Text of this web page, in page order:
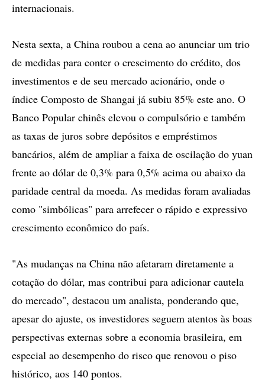
internacionais.
Nesta sexta, a China roubou a cena ao anunciar um trio
de medidas para conter o crescimento do crédito, dos
investimentos e de seu mercado acionário, onde o
índice Composto de Shangai já subiu 85% este ano. O
Banco Popular chinês elevou o compulsório e também
as taxas de juros sobre depósitos e empréstimos
bancários, além de ampliar a faixa de oscilação do yuan
frente ao dólar de 0,3% para 0,5% acima ou abaixo da
paridade central da moeda. As medidas foram avaliadas
como "simbólicas" para arrefecer o rápido e expressivo
crescimento econômico do país.
"As mudanças na China não afetaram diretamente a
cotação do dólar, mas contribui para adicionar cautela
do mercado", destacou um analista, ponderando que,
apesar do ajuste, os investidores seguem atentos às boas
perspectivas externas sobre a economia brasileira, em
especial ao desempenho do risco que renovou o piso
histórico, aos 140 pontos.